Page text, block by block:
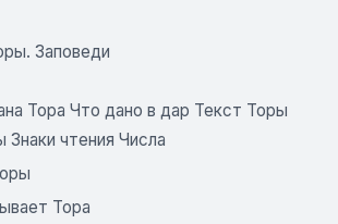
Заповеди
Тора Что дано в дар Текст Торы
Знаки чтения Числа
Тора